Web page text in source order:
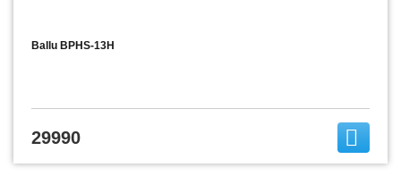
Ballu BPHS-13H
29990